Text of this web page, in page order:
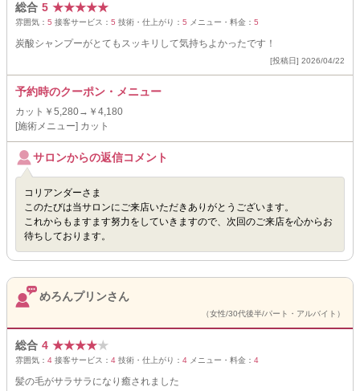
総合 5 ★★★★★
雰囲気： 5 接客サービス： 5 技術・仕上がり： 5 メニュー・料金： 5
炭酸シャンプーがとてもスッキリして気持ちよかったです！
[投稿日] 2026/04/22
予約時のクーポン・メニュー
カット￥5,280→￥4,180
[施術メニュー] カット
サロンからの返信コメント
コリアンダーさま
このたびは当サロンにご来店いただきありがとうございます。
これからもますます努力をしていきますので、次回のご来店を心からお
待ちしております。
めろんプリンさん
（女性/30代後半/パート・アルバイト）
総合 4 ★★★★★
雰囲気： 4 接客サービス： 4 技術・仕上がり： 4 メニュー・料金： 4
髪の毛がサラサラになり癒されました